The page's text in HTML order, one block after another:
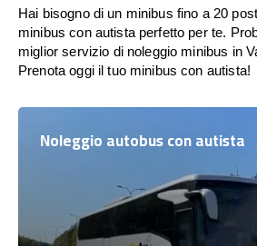
Hai bisogno di un minibus fino a 20
minibus con autista perfetto per te.
miglior servizio di noleggio minibus in
Prenota oggi il tuo minibus con autista!
Noleggio autobus con autista